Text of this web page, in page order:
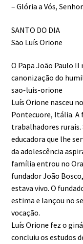
– Glória a Vós, Senhor.
SANTO DO DIA
São Luís Orione
O Papa João Paulo
canonização do
sao-luis-orione
Luís Orione nasceu
Pontecuore, Itália. A
trabalhadores rurais.
educadora que lhe
da adolescência
família entrou no
fundador João
estava vivo. O
estima e lançou no
vocação.
Luís Orione fez o
concluiu os estudos